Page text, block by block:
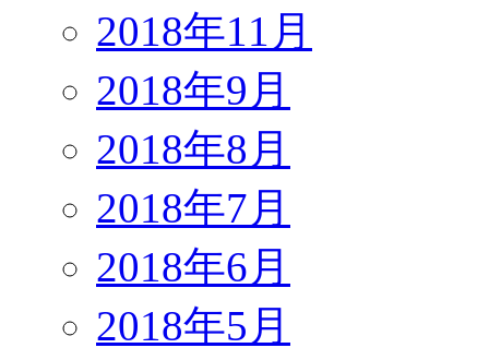
2018年11月
2018年9月
2018年8月
2018年7月
2018年6月
2018年5月